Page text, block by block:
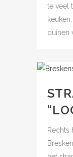
te veel
duinen
Rechts